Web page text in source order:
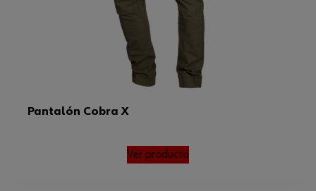
Pantalón Cobra X
Ver producto